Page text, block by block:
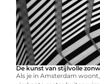
De kunst van stijlvolle
Als je in Amsterdam